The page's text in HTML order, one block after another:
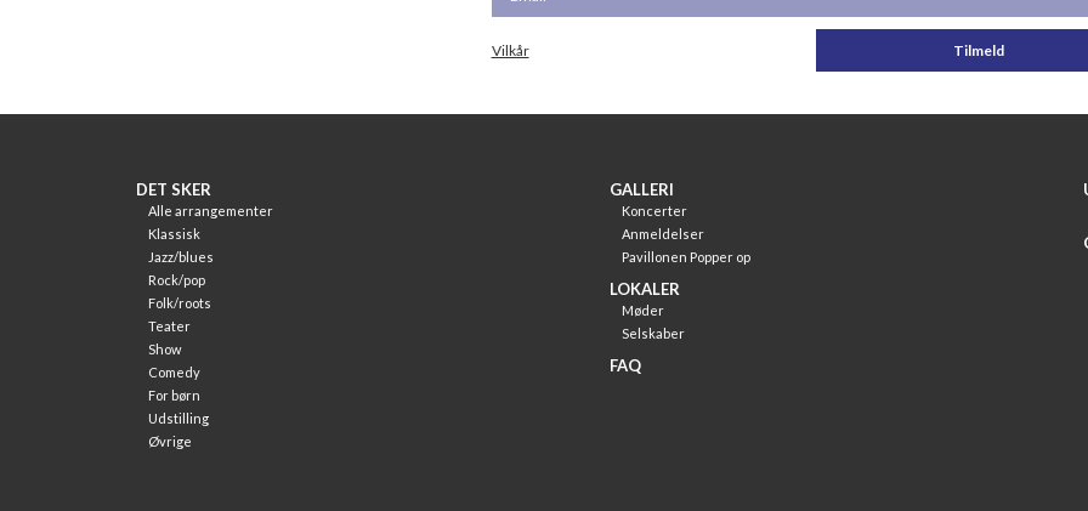
Vilkår
DET SKER
Alle arrangementer
Klassisk
Jazz/blues
Rock/pop
Folk/roots
Teater
Show
Comedy
For børn
Udstilling
Øvrige
GALLERI
Koncerter
Anmeldelser
Pavillonen Popper op
LOKALER
Møder
Selskaber
FAQ